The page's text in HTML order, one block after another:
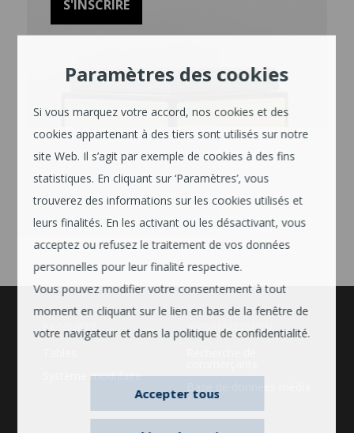
Paramètres des cookies
Si vous marquez votre accord, nos cookies et des
cookies appartenant à des tiers sont utilisés sur notre
site Web. Il s’agit par exemple de cookies à des fins
statistiques. En cliquant sur ‘Paramètres’, vous
trouverez des informations sur les cookies utilisés et
leurs finalités. En les activant ou les désactivant, vous
acceptez ou refusez le traitement de vos données
personnelles pour leur finalité respective.
Vous pouvez modifier votre consentement à tout
moment en cliquant sur le lien en bas de la fenêtre de
votre navigateur et dans la politique de confidentialité.
Accepter tous
PRODUKTE
Système modulaire
INFORMATIONEN
Base de données média